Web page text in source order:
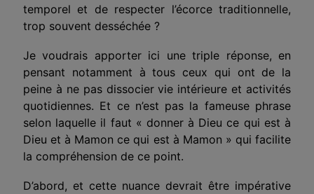
temporel et de respecter l’écorce traditionnelle,
trop souvent desséchée ?
Je voudrais apporter ici une triple réponse, en
pensant notamment à tous ceux qui ont de la
peine à ne pas dissocier vie intérieure et activités
quotidiennes. Et ce n’est pas la fameuse phrase
selon laquelle il faut « donner à Dieu ce qui est à
Dieu et à Mamon ce qui est à Mamon » qui facilite
la compréhension de ce point.
D’abord, et cette nuance devrait être impérative